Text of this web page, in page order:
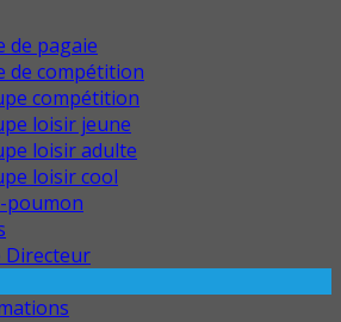
de pagaie
de compétition
compétition
loisir jeune
loisir adulte
loisir cool
poumon
Directeur